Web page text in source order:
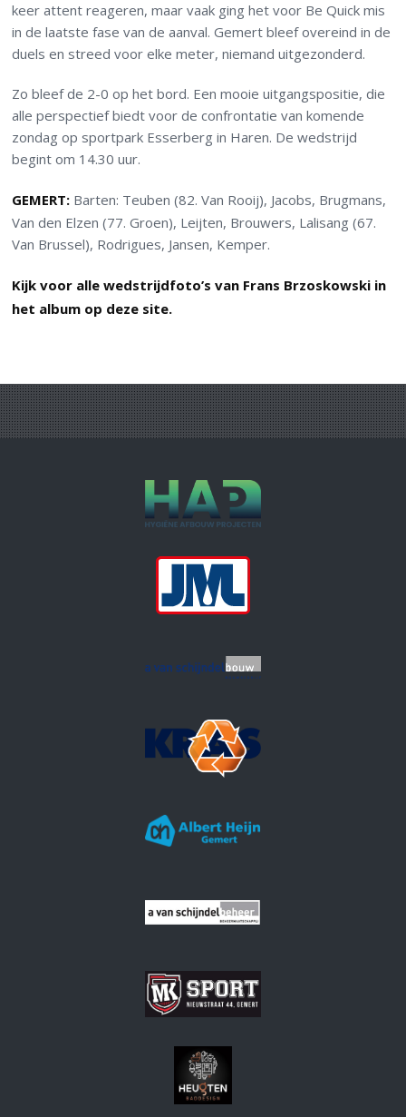
keer attent reageren, maar vaak ging het voor Be Quick mis
in de laatste fase van de aanval. Gemert bleef overeind in de
duels en streed voor elke meter, niemand uitgezonderd.
Zo bleef de 2-0 op het bord. Een mooie uitgangspositie, die
alle perspectief biedt voor de confrontatie van komende
zondag op sportpark Esserberg in Haren. De wedstrijd
begint om 14.30 uur.
GEMERT: Barten: Teuben (82. Van Rooij), Jacobs, Brugmans,
Van den Elzen (77. Groen), Leijten, Brouwers, Lalisang (67.
Van Brussel), Rodrigues, Jansen, Kemper.
Kijk voor alle wedstrijdfoto’s van Frans Brzoskowski in
het album op deze site.